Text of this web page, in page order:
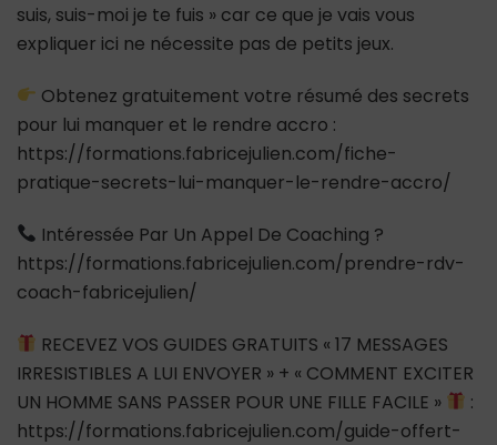
suis, suis-moi je te fuis » car ce que je vais vous
expliquer ici ne nécessite pas de petits jeux.
Obtenez gratuitement votre résumé des secrets
pour lui manquer et le rendre accro :
https://formations.fabricejulien.com/fiche-
pratique-secrets-lui-manquer-le-rendre-accro/
Intéressée Par Un Appel De Coaching ?
https://formations.fabricejulien.com/prendre-rdv-
coach-fabricejulien/
RECEVEZ VOS GUIDES GRATUITS « 17 MESSAGES
IRRESISTIBLES A LUI ENVOYER » + « COMMENT EXCITER
UN HOMME SANS PASSER POUR UNE FILLE FACILE »
:
https://formations.fabricejulien.com/guide-offert-